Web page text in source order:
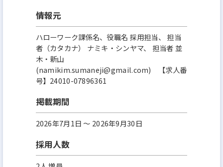
情報元
ハローワーク課係名、役職名 採用担当、 担当
者（カタカナ） ナミキ・シンヤマ、 担当者 並
木・新山
(namikim.sumaneji@gmail.com) 【求人番
号】24010-07896361
掲載期間
2026年7月1日 〜 2026年9月30日
採用人数